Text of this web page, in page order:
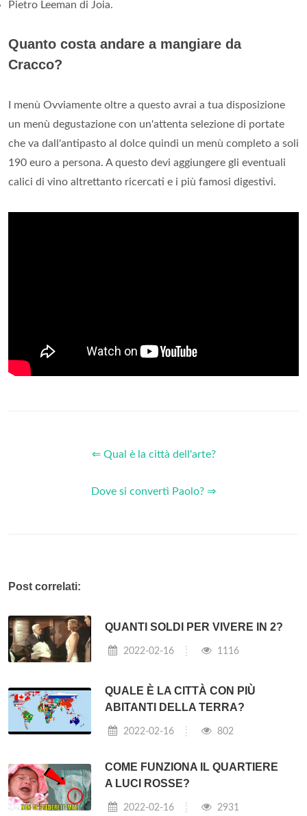
Pietro Leeman di Joia.
Quanto costa andare a mangiare da
Cracco?
I menù Ovviamente oltre a questo avrai a tua disposizione
un menù degustazione con un'attenta selezione di portate
che va dall'antipasto al dolce quindi un menù completo a soli
190 euro a persona. A questo devi aggiungere gli eventuali
calici di vino altrettanto ricercati e i più famosi digestivi.
⇐ Qual è la città dell'arte?
Dove si convertì Paolo? ⇒
Post correlati:
QUANTI SOLDI PER VIVERE IN 2?
2022-02-16 1116
QUALE È LA CITTÀ CON PIÙ
ABITANTI DELLA TERRA?
2022-02-16 802
COME FUNZIONA IL QUARTIERE
A LUCI ROSSE?
2022-02-16 2931